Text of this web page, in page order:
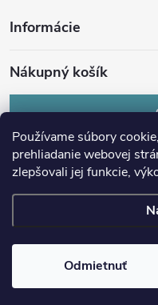
Používame súbory
prehliadanie webovej
zlepšovali jej funkcie,
Odmietnuť
Informácie
Nákupný košík